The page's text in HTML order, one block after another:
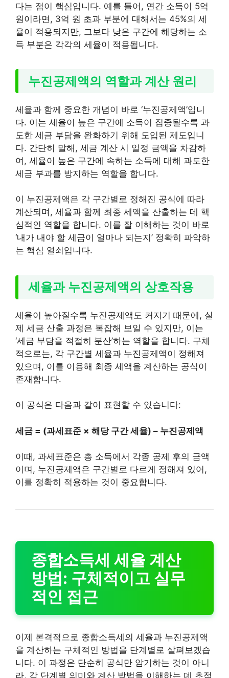
다는 점이 핵심입니다. 예를 들어, 연간 소득이 5억
원이라면, 3억 원 초과 부분에 대해서는 45%의 세
율이 적용되지만, 그보다 낮은 구간에 해당하는 소
득 부분은 각각의 세율이 적용됩니다.
누진공제액의 역할과 계산 원리
세율과 함께 중요한 개념이 바로 ‘누진공제액’입니
다. 이는 세율이 높은 구간에 소득이 집중될수록 과
도한 세금 부담을 완화하기 위해 도입된 제도입니
다. 간단히 말해, 세금 계산 시 일정 금액을 차감하
여, 세율이 높은 구간에 속하는 소득에 대해 과도한
세금 부과를 방지하는 역할을 합니다.
이 누진공제액은 각 구간별로 정해진 공식에 따라
계산되며, 세율과 함께 최종 세액을 산출하는 데 핵
심적인 역할을 합니다. 이를 잘 이해하는 것이 바로
‘내가 내야 할 세금이 얼마나 되는지’ 정확히 파악하
는 핵심 열쇠입니다.
세율과 누진공제액의 상호작용
세율이 높아질수록 누진공제액도 커지기 때문에, 실
제 세금 산출 과정은 복잡해 보일 수 있지만, 이는
‘세금 부담을 적절히 분산’하는 역할을 합니다. 구체
적으로는, 각 구간별 세율과 누진공제액이 정해져
있으며, 이를 이용해 최종 세액을 계산하는 공식이
존재합니다.
이 공식은 다음과 같이 표현할 수 있습니다:
세금 = (과세표준 × 해당 구간 세율) – 누진공제액
이때, 과세표준은 총 소득에서 각종 공제 후의 금액
이며, 누진공제액은 구간별로 다르게 정해져 있어,
이를 정확히 적용하는 것이 중요합니다.
종합소득세 세율 계산
방법: 구체적이고 실무
적인 접근
이제 본격적으로 종합소득세의 세율과 누진공제액
을 계산하는 구체적인 방법을 단계별로 살펴보겠습
니다. 이 과정은 단순히 공식만 암기하는 것이 아니
라, 각 단계별 의미와 계산 방법을 이해하는 데 초점